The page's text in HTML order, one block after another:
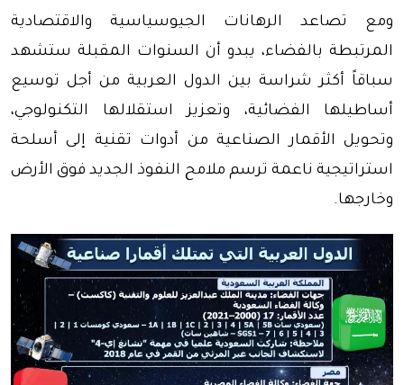
ومع تصاعد الرهانات الجيوسياسية والاقتصادية
المرتبطة بالفضاء، يبدو أن السنوات المقبلة ستشهد
سباقاً أكثر شراسة بين الدول العربية من أجل توسيع
أساطيلها الفضائية، وتعزيز استقلالها التكنولوجي،
وتحويل الأقمار الصناعية من أدوات تقنية إلى أسلحة
استراتيجية ناعمة ترسم ملامح النفوذ الجديد فوق الأرض
وخارجها.